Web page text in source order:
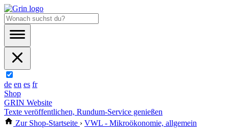
de en es fr
Shop
GRIN Website
Texte veröffentlichen, Rundum-Service genießen
Zur Shop-Startseite › VWL - Mikroökonomie, allgemein